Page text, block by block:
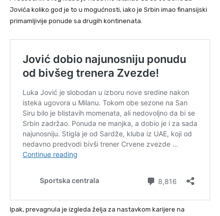
Jovića koliko god je to u mogućnosti, iako je Srbin imao finansijski
primamljivije ponude sa drugih kontinenata.
Ipak, prevagnula je izgleda želja za nastavkom karijere na